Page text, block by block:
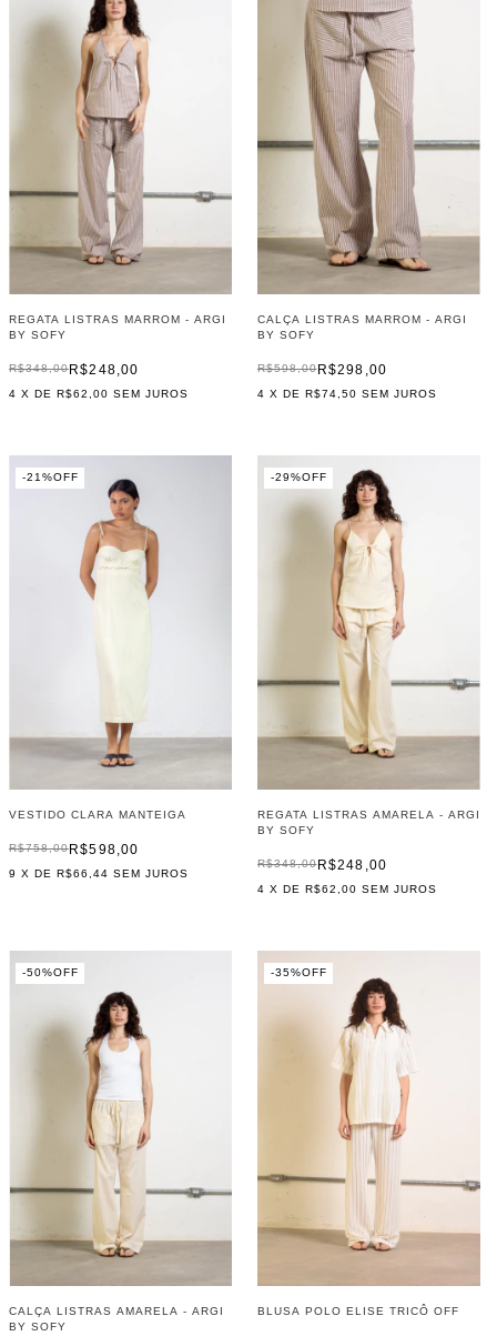
REGATA LISTRAS MARROM - ARGI
BY SOFY
R$248,00
R$348,00
4 X DER$62,00 SEM JUROS
CALÇA LISTRAS MARROM - ARGI
BY SOFY
R$298,00
R$598,00
4 X DE R$74,50 SEM JUROS
VESTIDO CLARA MANTEIGA
R$598,00
-21 %OFF
R$758,00
9 X DE R$66,44 SEM JUROS
REGATA LISTRAS AMARELA - ARGI
BY SOFY
R$248,00
-29%OFF
R$348,00
4 X DE R$62,00 SEM JUROS
CALÇA LISTRAS AMARELA - ARGI
BY SOFY
-50%OFF
BLUSA POLO ELISE TRICÔ OFF
-35%OFF